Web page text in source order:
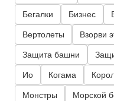
Бегалки Бизнес
Вертолеты Взорви
Защита башни
Ио Когама
Монстры Морской